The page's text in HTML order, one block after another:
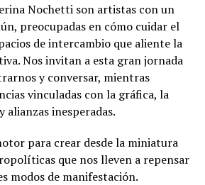
Nochetti son artistas con un
preocupadas en cómo cuidar el
de intercambio que aliente la
Nos invitan a esta gran jornada
y conversar, mientras
vinculadas con la gráfica, la
inesperadas.
para crear desde la miniatura
que nos lleven a repensar
modos de manifestación.